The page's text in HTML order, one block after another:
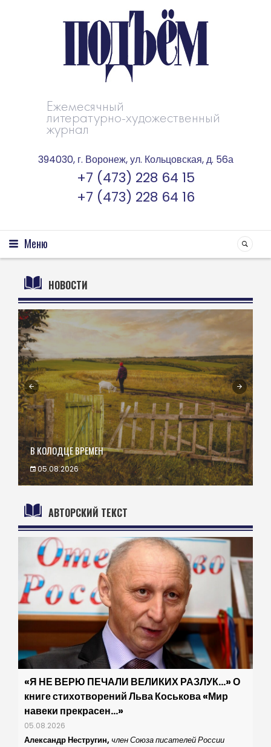
Ежемесячный
литературно-художественный
журнал
394030, г. Воронеж, ул. Кольцовская, д. 56а
+7 (473) 228 64 15
+7 (473) 228 64 16
Меню
НОВОСТИ
В КОЛОДЦЕ ВРЕМЕН
05.08.2026
АВТОРСКИЙ ТЕКСТ
«Я НЕ ВЕРЮ ПЕЧАЛИ ВЕЛИКИХ РАЗЛУК…» О
книге стихотворений Льва Коськова «Мир
навеки прекрасен…»
05.08.2026
Александр Нестругин, член Союза писателей России